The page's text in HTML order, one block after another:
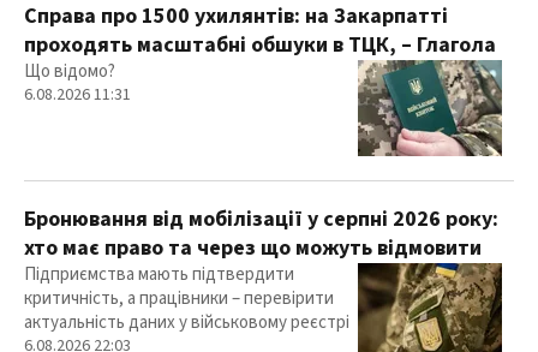
Справа про 1500 ухилянтів: на Закарпатті
проходять масштабні обшуки в ТЦК, – Глагола
Що відомо?
6.08.2026 11:31
Бронювання від мобілізації у серпні 2026 року:
хто має право та через що можуть відмовити
Підприємства мають підтвердити
критичність, а працівники – перевірити
актуальність даних у військовому реєстрі
6.08.2026 22:03